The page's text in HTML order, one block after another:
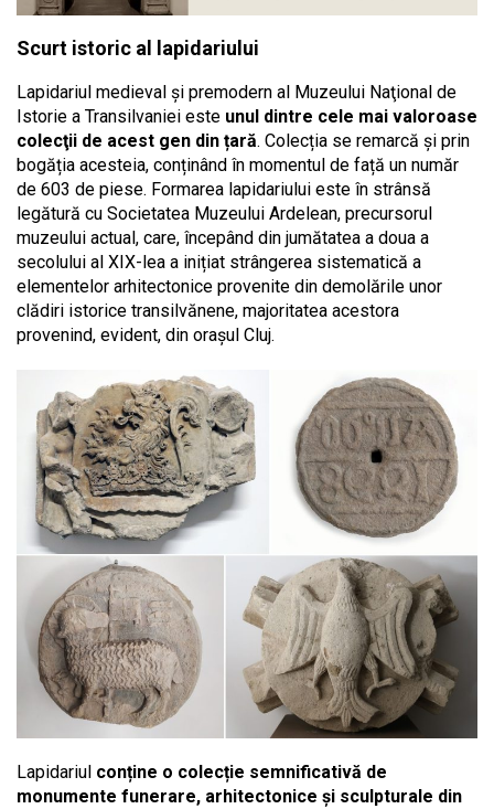
Scurt istoric al lapidariului
Lapidariul medieval și premodern al Muzeului Naţional de
Istorie a Transilvaniei este unul dintre cele mai valoroase
colecţii de acest gen din țară. Colecția se remarcă și prin
bogăția acesteia, conținând în momentul de față un număr
de 603 de piese. Formarea lapidariului este în strânsă
legătură cu Societatea Muzeului Ardelean, precursorul
muzeului actual, care, începând din jumătatea a doua a
secolului al XIX-lea a inițiat strângerea sistematică a
elementelor arhitectonice provenite din demolările unor
clădiri istorice transilvănene, majoritatea acestora
provenind, evident, din orașul Cluj.
Lapidariul conține o colecție semnificativă de
monumente funerare, arhitectonice și sculpturale din